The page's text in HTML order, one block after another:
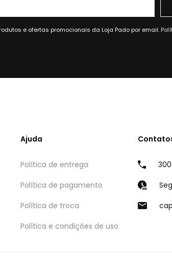
e ofertas promocionais da Loja Pado por email.
Ajuda
Política de entrega
Política de pagamento
Política de troca
Política e condições de uso